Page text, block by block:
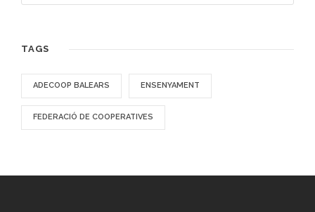
TAGS
ADECOOP BALEARS ENSENYAMENT
FEDERACIÓ DE COOPERATIVES